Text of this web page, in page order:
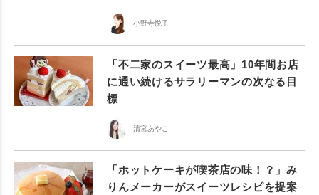
小野寺悦子
「不二家のスイーツ最高」10年間お店
に通い続けるサラリーマンの次なる目
標
清宮あやこ
「ホットケーキが喫茶店の味！？」み
りんメーカーがスイーツレシピを提案